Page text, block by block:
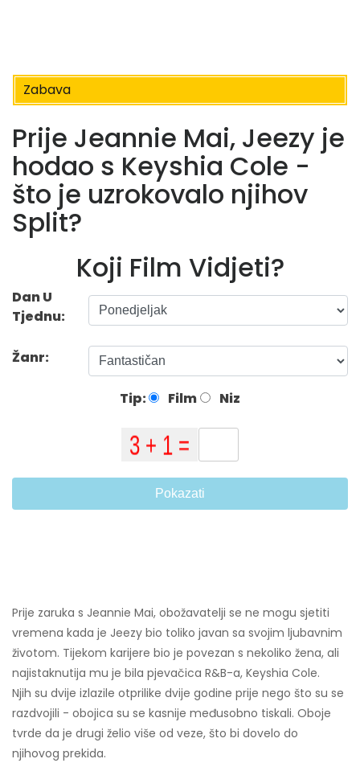
Zabava
Prije Jeannie Mai, Jeezy je
hodao s Keyshia Cole -
što je uzrokovalo njihov
Split?
Koji Film Vidjeti?
Dan U
Tjednu:
Žanr:
Tip: Film Niz
Pokazati
Prije zaruka s Jeannie Mai, obožavatelji se ne mogu sjetiti
vremena kada je Jeezy bio toliko javan sa svojim ljubavnim
životom. Tijekom karijere bio je povezan s nekoliko žena, ali
najistaknutija mu je bila pjevačica R&B-a, Keyshia Cole.
Njih su dvije izlazile otprilike dvije godine prije nego što su se
razdvojili - obojica su se kasnije međusobno tiskali. Oboje
tvrde da je drugi želio više od veze, što bi dovelo do
njihovog prekida.